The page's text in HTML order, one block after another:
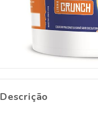
Descrição